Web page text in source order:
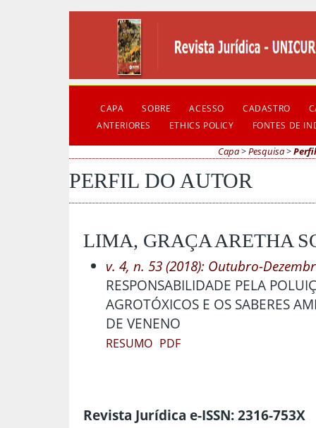
CAPA SOBRE ACESSO CADASTRO
ANTERIORES
ETHICS POLICY FONTES DE
Capa>Pesquisa>
PERFIL DO AUTOR
LIMA, GRAÇA ARETHA
v. 4, n. 53 (2018): Outubro-
RESPONSABILIDADE PELA
AGROTÓXICOS E OS SABERES
DE VENENO
RESUMO PDF
Revista Jurídica e-ISSN: 2316-753X